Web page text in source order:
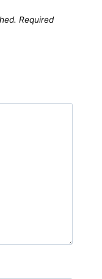
Required